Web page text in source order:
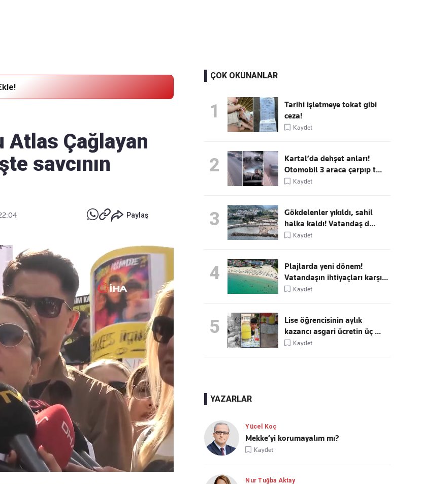
Atlas Çağlayan
savcının
Paylaş
ÇOK OKUNANLAR
1
Tarihi işletmeye tokat gibi
ceza!
Kaydet
2
Kartal’da dehşet anları!
Otomobil 3 araca çarpıp t...
Kaydet
3
Gökdelenler yıkıldı, sahil
halka kaldı! Vatandaş d...
Kaydet
4
Plajlarda yeni dönem!
Vatandaşın ihtiyaçları karşı...
Kaydet
5
Lise öğrencisinin aylık
kazancı asgari ücretin üç ...
Kaydet
YAZARLAR
Yücel Koç
Mekke’yi korumayalım mı?
Kaydet
Nur Tuğba Aktay